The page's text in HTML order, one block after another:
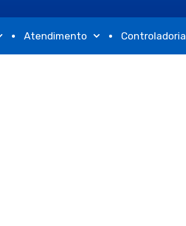
Atendimento Controladoria